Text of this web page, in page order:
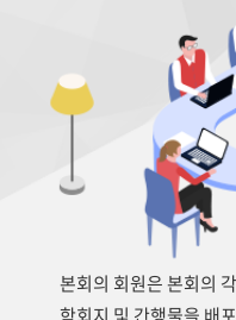
본회의 회원은 본회의